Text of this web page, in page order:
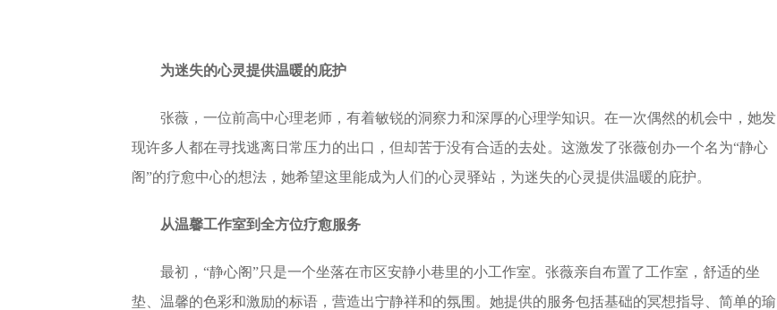
为迷失的心灵提供温暖的庇护
张薇，一位前高中心理老师，有着敏锐的洞察力和深厚的心理学知识。在一次偶然的机会中，她发
现许多人都在寻找逃离日常压力的出口，但却苦于没有合适的去处。这激发了张薇创办一个名为“静心
阁”的疗愈中心的想法，她希望这里能成为人们的心灵驿站，为迷失的心灵提供温暖的庇护。
从温馨工作室到全方位疗愈服务
最初，“静心阁”只是一个坐落在市区安静小巷里的小工作室。张薇亲自布置了工作室，舒适的坐
垫、温馨的色彩和激励的标语，营造出宁静祥和的氛围。她提供的服务包括基础的冥想指导、简单的瑜